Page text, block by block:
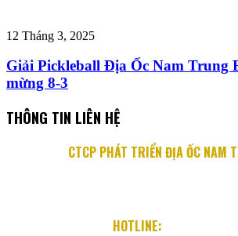
12 Tháng 3, 2025
Giải Pickleball Địa Ốc Nam Trung
mừng 8-3
THÔNG TIN LIÊN HỆ
CTCP PHÁT TRIỂN ĐỊA ỐC NAM
HOTLINE: